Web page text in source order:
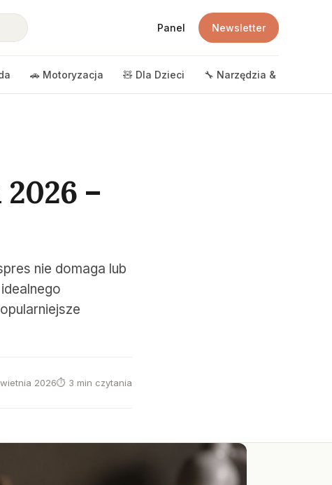
Panel Newsletter
🚗 Motoryzacja 🧸 Dla Dzieci 🔧 Narzędzia & DIY
–
nie domaga lub
2026⏱ 3 min czytania